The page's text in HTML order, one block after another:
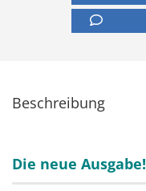
Beschreibung
Die neue Ausgabe!